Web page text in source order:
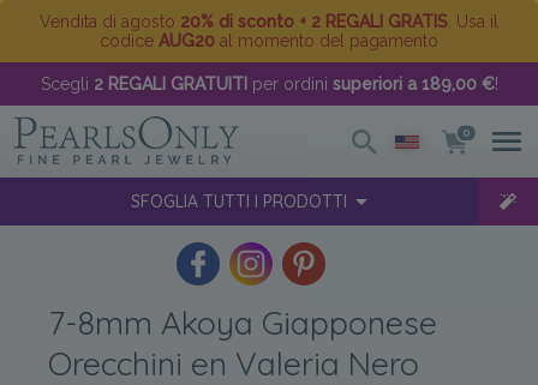
Vendita di agosto 20% di sconto + 2 REGALI GRATIS . Usa il
codice AUG20 al momento del pagamento
Scegli 2 REGALI GRATUITI per ordini superiori a 189,00 €!
0
SFOGLIA TUTTI I PRODOTTI
7-8mm Akoya Giapponese
Orecchini en Valeria Nero